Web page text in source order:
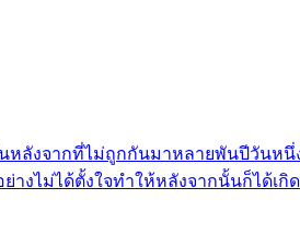
หลังจากที่ไม่ถูกกันมาหลายพันปีวันห
ไม่ได้ตั้งใจทำให้หลังจากนั้นก็ได้เกิ